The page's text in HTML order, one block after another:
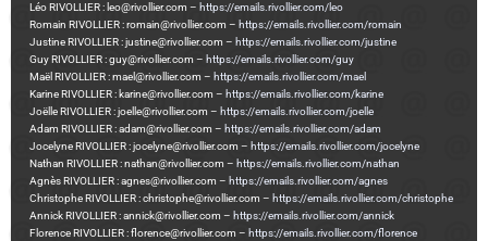
Léo RIVOLLIER : leo@rivollier.com – https://emails.rivollier.com/leo
Romain RIVOLLIER : romain@rivollier.com – https://emails.rivollier.com/romain
Justine RIVOLLIER : justine@rivollier.com – https://emails.rivollier.com/justine
Guy RIVOLLIER : guy@rivollier.com – https://emails.rivollier.com/guy
Maël RIVOLLIER : mael@rivollier.com – https://emails.rivollier.com/mael
Karine RIVOLLIER : karine@rivollier.com – https://emails.rivollier.com/karine
Joëlle RIVOLLIER : joelle@rivollier.com – https://emails.rivollier.com/joelle
Adam RIVOLLIER : adam@rivollier.com – https://emails.rivollier.com/adam
Jocelyne RIVOLLIER : jocelyne@rivollier.com – https://emails.rivollier.com/jocelyne
Nathan RIVOLLIER : nathan@rivollier.com – https://emails.rivollier.com/nathan
Agnès RIVOLLIER : agnes@rivollier.com – https://emails.rivollier.com/agnes
Christophe RIVOLLIER : christophe@rivollier.com – https://emails.rivollier.com/christophe
Annick RIVOLLIER : annick@rivollier.com – https://emails.rivollier.com/annick
Florence RIVOLLIER : florence@rivollier.com – https://emails.rivollier.com/florence